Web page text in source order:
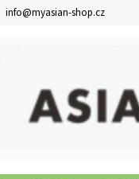
info@myasian-shop.cz